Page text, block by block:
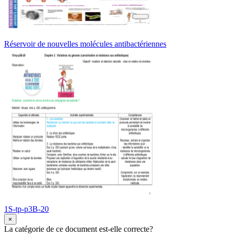
Réservoir de nouvelles molécules antibactériennes
1S-tp-p3B-20
×
La catégorie de ce document est-elle correcte?